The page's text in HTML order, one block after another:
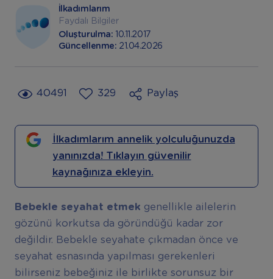
İlkadımlarım
Faydalı Bilgiler
Oluşturulma:
10.11.2017
Güncellenme: 21.04.2026
40491 329 Paylaş
İlkadımlarım annelik yolculuğunuzda
yanınızda! Tıklayın güvenilir
kaynağınıza ekleyin.
Bebekle seyahat etmek genellikle ailelerin
gözünü korkutsa da göründüğü kadar zor
değildir. Bebekle seyahate çıkmadan önce ve
seyahat esnasında yapılması gerekenleri
bilirseniz bebeğiniz ile birlikte sorunsuz bir